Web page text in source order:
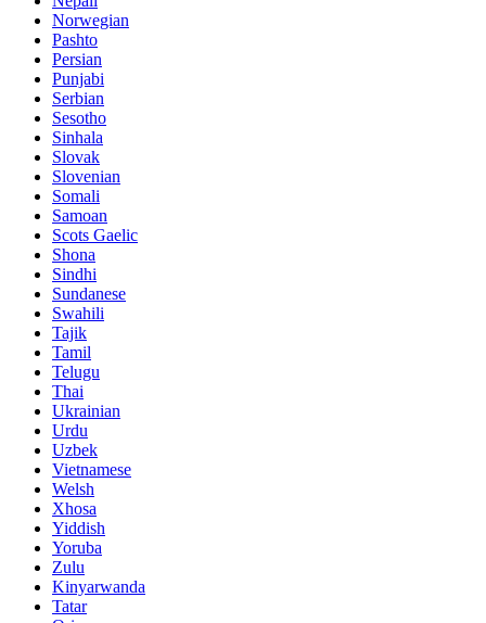
Norwegian
Pashto
Persian
Punjabi
Serbian
Sesotho
Sinhala
Slovak
Slovenian
Somali
Samoan
Scots Gaelic
Shona
Sindhi
Sundanese
Swahili
Tajik
Tamil
Telugu
Thai
Ukrainian
Urdu
Uzbek
Vietnamese
Welsh
Xhosa
Yiddish
Yoruba
Zulu
Kinyarwanda
Tatar